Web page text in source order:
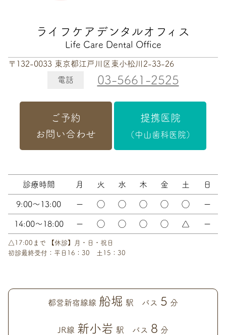
ライフケアデンタルオフィス
Life Care Dental Office
〒132-0033 東京都江戸川区東小松川2-33-26
電話 03-5661-2525
ご予約
お問い合わせ
提携医院
（中山歯科医院）
診療時間 月 火 水 木 金 土 日
9:00～13:00 ー ◯ ◯ ◯ ◯ ◯ ー
14:00～18:00 ー ◯ ◯ ◯ ◯ △ ー
△17:00まで 【休診】月・日・祝日
初診最終受付：平日16：30 土15：30
都営新宿線線 船堀 駅 バス 5 分
JR線 新小岩 駅 バス 8 分